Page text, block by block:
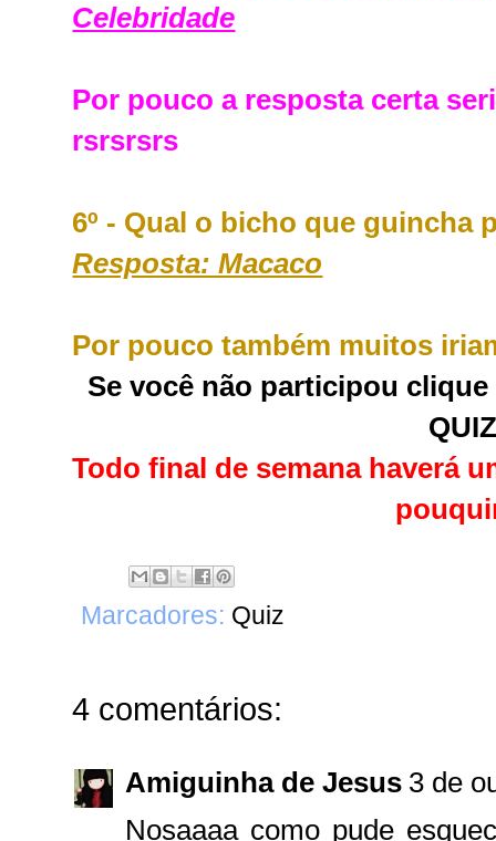
Celebridade
Por pouco a resposta certa
rsrsrsrs
6º - Qual o bicho que guincha
Resposta: Macaco
Por pouco também muitos
Se você não participou
Todo final de semana haverá
Marcadores: Quiz
4 comentários:
Amiguinha de Jesus 3 de
Nosaaaa como pude